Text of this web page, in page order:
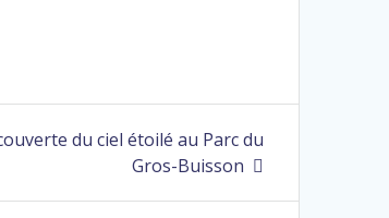
du ciel étoilé au Parc du
Gros-Buisson